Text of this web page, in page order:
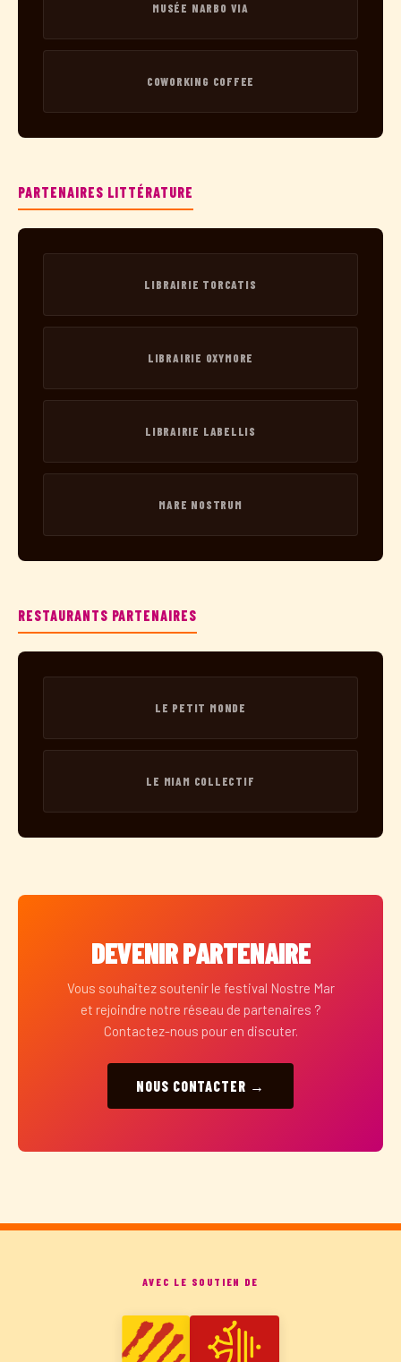
MUSÉE NARBO VIA
COWORKING COFFEE
PARTENAIRES LITTÉRATURE
LIBRAIRIE TORCATIS
LIBRAIRIE OXYMORE
LIBRAIRIE LABELLIS
MARE NOSTRUM
RESTAURANTS PARTENAIRES
LE PETIT MONDE
LE MIAM COLLECTIF
DEVENIR PARTENAIRE
Vous souhaitez soutenir le festival Nostre Mar
et rejoindre notre réseau de partenaires ?
Contactez-nous pour en discuter.
NOUS CONTACTER →
AVEC LE SOUTIEN DE